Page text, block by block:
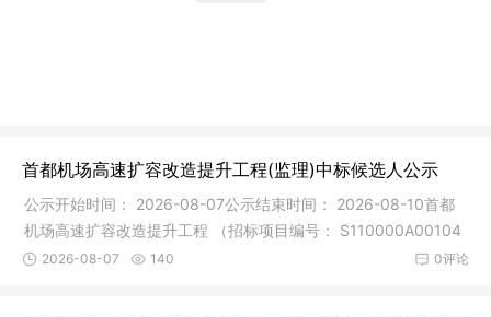
首都机场高速扩容改造提升工程(监理)中标候选人公示
公示开始时间： 2026-08-07公示结束时间： 2026-08-10首都
机场高速扩容改造提升工程 （招标项目编号： S110000A00104
4356003 ）
0评论
2026-08-07 140